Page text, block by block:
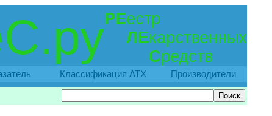
РЕестр
ЛЕкарственных
Средств
Классификация АТХ Производители